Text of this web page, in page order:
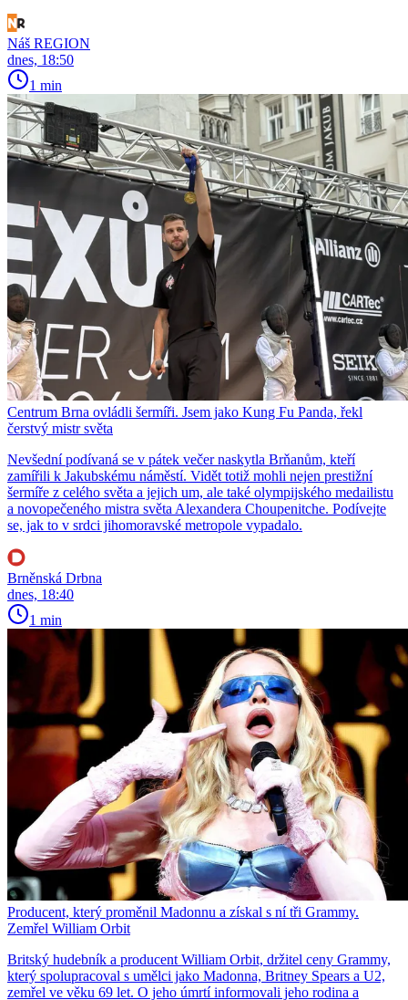
Náš REGION
dnes, 18:50
1 min
Centrum Brna ovládli šermíři. Jsem jako Kung Fu Panda, řekl
čerstvý mistr světa
Nevšední podívaná se v pátek večer naskytla Brňanům, kteří
zamířili k Jakubskému náměstí. Vidět totiž mohli nejen prestižní
šermíře z celého světa a jejich um, ale také olympijského medailistu
a novopečeného mistra světa Alexandera Choupenitche. Podívejte
se, jak to v srdci jihomoravské metropole vypadalo.
Brněnská Drbna
dnes, 18:40
1 min
Producent, který proměnil Madonnu a získal s ní tři Grammy.
Zemřel William Orbit
Britský hudebník a producent William Orbit, držitel ceny Grammy,
který spolupracoval s umělci jako Madonna, Britney Spears a U2,
zemřel ve věku 69 let. O jeho úmrtí informovali jeho rodina a